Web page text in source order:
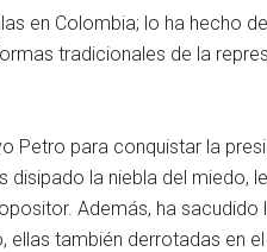
en Colombia; lo ha hecho
tradicionales de la
Petro para conquistar la
disipado la niebla del miedo,
Además, ha sacudido
también derrotadas en el